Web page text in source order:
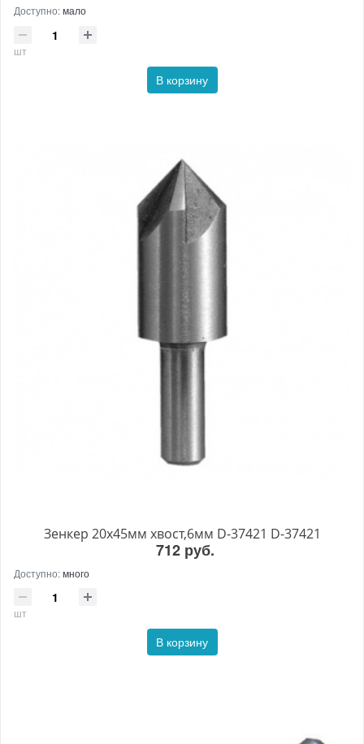
Доступно:мало
шт
В корзину
Зенкер 20х45мм хвост,6мм D-37421 D-37421
712 руб.
Доступно:много
шт
В корзину